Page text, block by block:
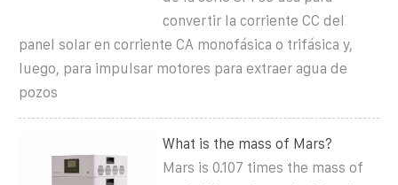
convertir la corriente CC del
panel solar en corriente CA monofásica o trifásica y,
luego, para impulsar motores para extraer agua de
pozos
What is the mass of Mars?
Mars is 0.107 times the mass of